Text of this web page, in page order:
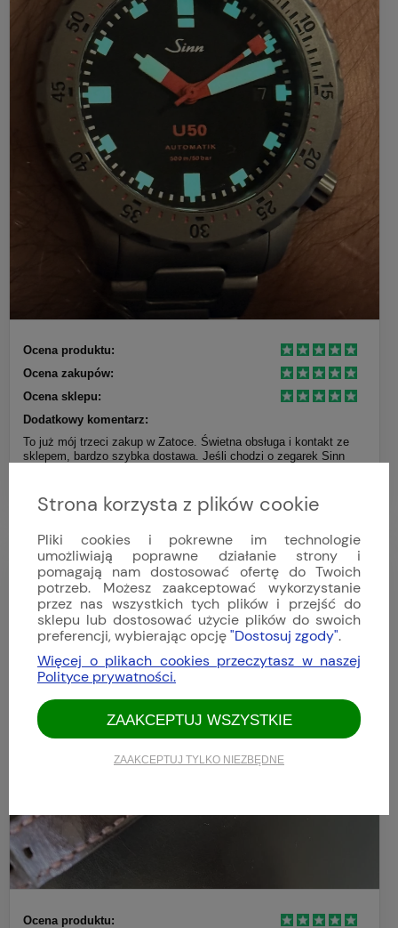
Ocena produktu:
Ocena zakupów:
Ocena sklepu:
Dodatkowy komentarz:
To już mój trzeci zakup w Zatoce. Świetna obsługa i kontakt ze
sklepem, bardzo szybka dostawa. Jeśli chodzi o zegarek Sinn
Polecam i sklep i zegarek.
Jacek
Dodano: 2025-06-09
Opinia niezweryfikowana
Ocena produktu:
Strona korzysta z plików cookie
Pliki cookies i pokrewne im technologie
umożliwiają poprawne działanie strony i
pomagają nam dostosować ofertę do Twoich
potrzeb. Możesz zaakceptować wykorzystanie
przez nas wszystkich tych plików i przejść do
sklepu lub dostosować użycie plików do swoich
preferencji, wybierając opcję"Dostosuj zgody".
Więcej o plikach cookies przeczytasz w naszej
Polityce prywatności.
ZAAKCEPTUJ TYLKO NIEZBĘDNE
ZAAKCEPTUJ WSZYSTKIE